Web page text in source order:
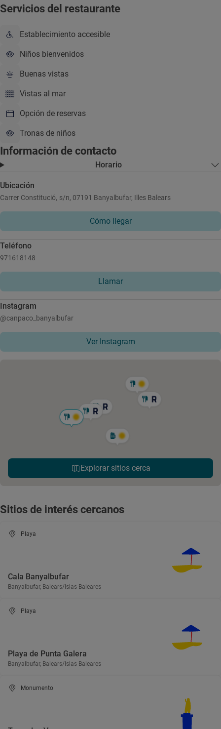
Servicios del restaurante
Establecimiento accesible
Niños bienvenidos
Buenas vistas
Vistas al mar
Opción de reservas
Tronas de niños
Información de contacto
Horario
Ubicación
Carrer Constitució, s/n, 07191 Banyalbufar, Illes Balears
Cómo llegar
Teléfono
971618148
Llamar
Instagram
@canpaco_banyalbufar
Ver Instagram
Explorar sitios cerca
Sitios de interés cercanos
Playa
Cala Banyalbufar
Banyalbufar, Balears/Islas Baleares
Playa
Playa de Punta Galera
Banyalbufar, Balears/Islas Baleares
Monumento